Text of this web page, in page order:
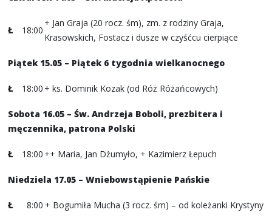
Ł 18:00
+ Jan Graja (20 rocz. śm), zm. z rodziny Graja,
Krasowskich, Fostacz i dusze w czyśćcu cierpiące
Piątek 15.05 – Piątek 6 tygodnia wielkanocnego
Ł 18:00 + ks. Dominik Kozak (od Róż Różańcowych)
Sobota 16.05 – Św. Andrzeja Boboli, prezbitera i
męczennika, patrona Polski
Ł 18:00 ++ Maria, Jan Dżumyło, + Kazimierz Łepuch
Niedziela 17.05 – Wniebowstąpienie Pańskie
Ł 8:00 + Bogumiła Mucha (3 rocz. śm) – od koleżanki Krystyny